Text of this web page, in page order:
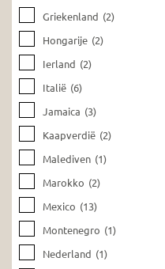
Griekenland (2)
Hongarije (2)
Ierland (2)
Italië (6)
Jamaica (3)
Kaapverdië (2)
Malediven (1)
Marokko (2)
Mexico (13)
Montenegro (1)
Nederland (1)